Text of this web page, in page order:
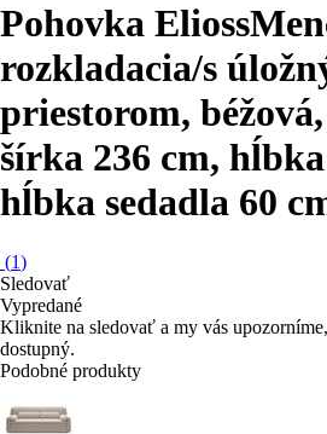
Pohovka Elioss
rozkladacia/s
priestorom,
šírka 236 cm,
hĺbka sedadla 60
(1)
Sledovať
Vypredané
Kliknite na sledovať a my vás
dostupný.
Podobné produkty